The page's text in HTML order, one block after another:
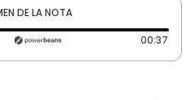
DE LA NOTA
0 segundos 00:37